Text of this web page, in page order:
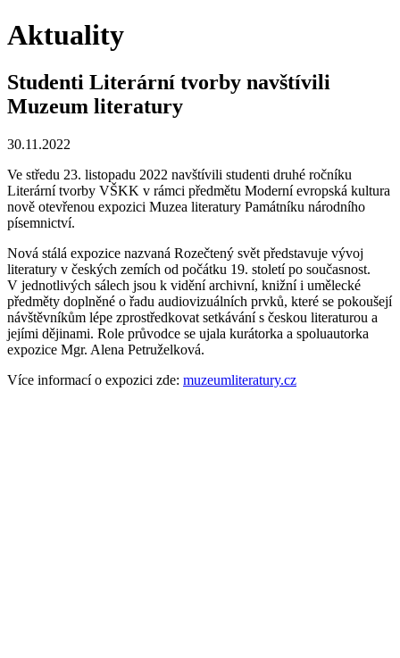
Aktuality
Studenti Literární tvorby navštívili
Muzeum literatury
30.11.2022
Ve středu 23. listopadu 2022 navštívili studenti druhé ročníku
Literární tvorby VŠKK v rámci předmětu Moderní evropská kultura
nově otevřenou expozici Muzea literatury Památníku národního
písemnictví.
Nová stálá expozice nazvaná Rozečtený svět představuje vývoj
literatury v českých zemích od počátku 19. století po současnost.
V jednotlivých sálech jsou k vidění archivní, knižní i umělecké
předměty doplněné o řadu audiovizuálních prvků, které se pokoušejí
návštěvníkům lépe zprostředkovat setkávání s českou literaturou a
jejími dějinami. Role průvodce se ujala kurátorka a spoluautorka
expozice Mgr. Alena Petruželková.
Více informací o expozici zde: muzeumliteratury.cz